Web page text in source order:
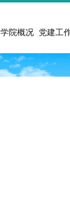
学院概况 党建工